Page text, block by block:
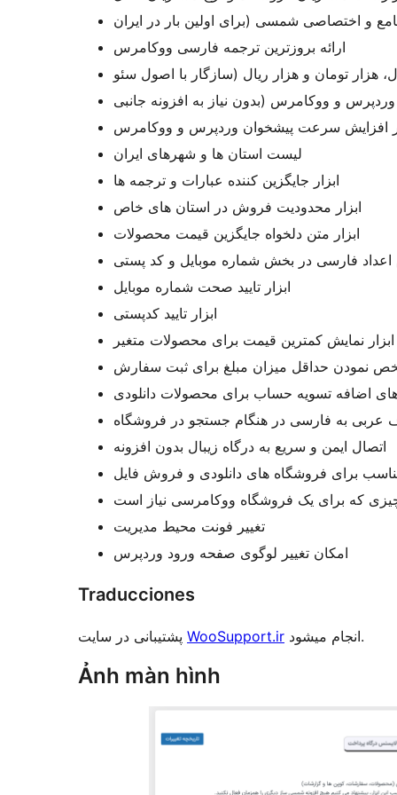
ارائه بروزترین ترجمه فارسی ووکامرس
افزایش سرعت پیشخوان وردپرس و ووکامرس
لیست استان ها و شهرهای ایران
ابزار جایگزین کننده عبارات و ترجمه ها
ابزار محدودیت فروش در استان های خاص
ابزار متن دلخواه جایگزین قیمت محصولات
اعداد فارسی در بخش شماره موبایل و کد پستی
ابزار تایید صحت شماره موبایل
ابزار تایید کدپستی
ابزار نمایش کمترین قیمت برای محصولات متغیر
نمودن حداقل میزان مبلغ برای ثبت سفارش
های اضافه تسویه حساب برای محصولات دانلودی
عربی به فارسی در هنگام جستجو در فروشگاه
اتصال ایمن و سریع به درگاه زیبال بدون افزونه
برای فروشگاه های دانلودی و فروش فایل
تغییر فونت محیط مدیریت
امکان تغییر لوگوی صفحه ورود وردپرس
Traducciones
WooSupport.ir انجام میشود.
Ảnh màn hình